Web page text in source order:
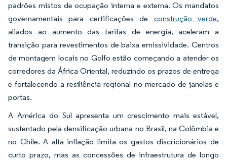
padrões mistos de ocupação interna e externa. Os mandatos
governamentais para certificações de construção verde,
aliados ao aumento das tarifas de energia, aceleram a
transição para revestimentos de baixa emissividade. Centros
de montagem locais no Golfo estão começando a atender os
corredores da África Oriental, reduzindo os prazos de entrega
e fortalecendo a resiliência regional no mercado de janelas e
portas.
A América do Sul apresenta um crescimento mais estável,
sustentado pela densificação urbana no Brasil, na Colômbia e
no Chile. A alta inflação limita os gastos discricionários de
curto prazo, mas as concessões de infraestrutura de longo